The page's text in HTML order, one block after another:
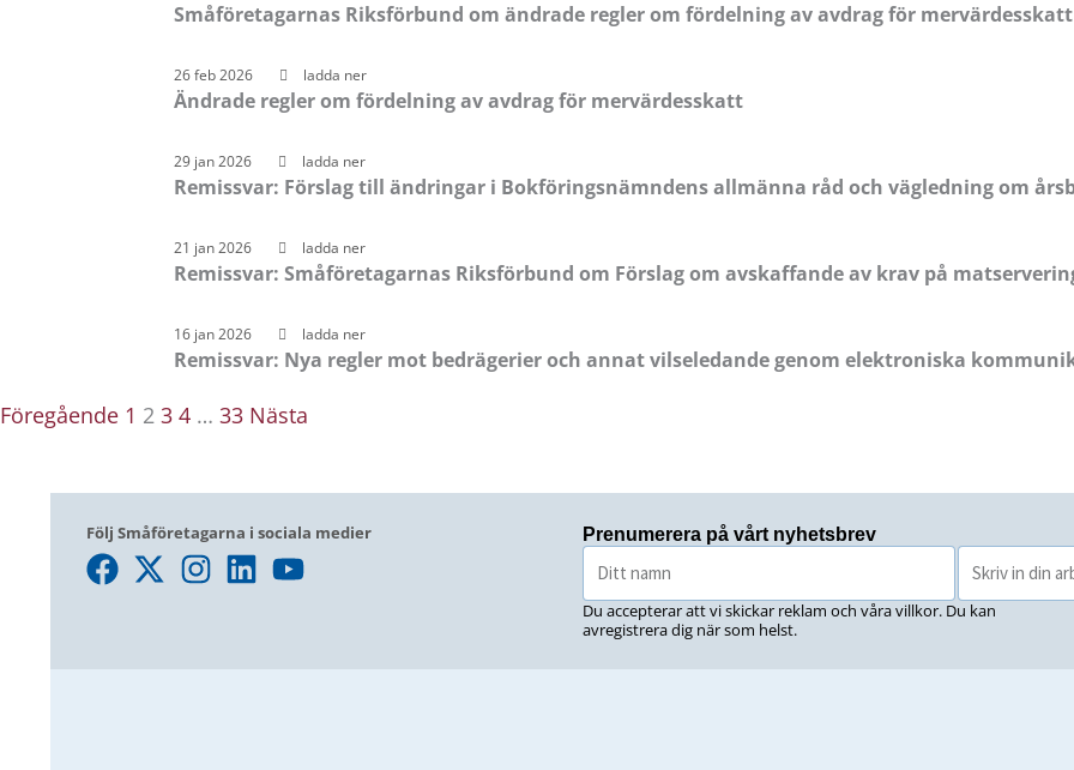
Småföretagarnas Riksförbund om ändrade regler om fördelning av avdrag för
26 feb 2026 ladda ner
Ändrade regler om fördelning av avdrag för mervärdesskatt
29 jan 2026 ladda ner
Remissvar: Förslag till ändringar i Bokföringsnämndens allmänna råd och vägledning om
21 jan 2026 ladda ner
Remissvar: Småföretagarnas Riksförbund om Förslag om avskaffande av krav på
16 jan 2026 ladda ner
Remissvar: Nya regler mot bedrägerier och annat vilseledande genom elektroniska
Föregående 1 2 3 4 … 33 Nästa
Följ Småföretagarna i sociala medier Prenumerera på vårt nyhetsbrev
Du accepterar att vi skickar reklam och våra villkor. Du kan
avregistrera dig när som helst.